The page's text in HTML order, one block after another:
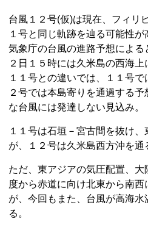
台風１２号(仮)は現在、フィリ
１号と同じ軌跡を辿る可能性が
気象庁の台風の進路予想による
２日１５時には久米島の西海上
１１号との違いでは、１１号
２号では本島寄りを通過する
な台風には発達しない見込み。
１１号は石垣－宮古間を抜け
が、１２号は久米島西方沖を通
ただ、東アジアの気圧配置、
度から赤道に向け北東から南
が、今回もまた、台風が高海
る。